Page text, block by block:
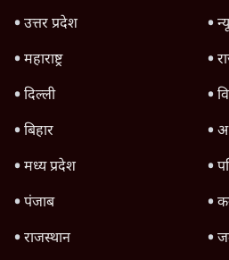
उत्तर प्रदेश
महाराष्ट्र
दिल्ली
बिहार
मध्य प्रदेश
पंजाब
राजस्थान